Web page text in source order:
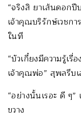
“จริงสิ ยาเส้นดอก
เจ้าคุณบริรักษ์เวชก
ในที
“บัวเกี๋ยงมีความรู้เ
เจ้าคุณพ่อ” สุพลรีบ
“อย่างนั้นเรอะ ดี ๆ
ขวาง